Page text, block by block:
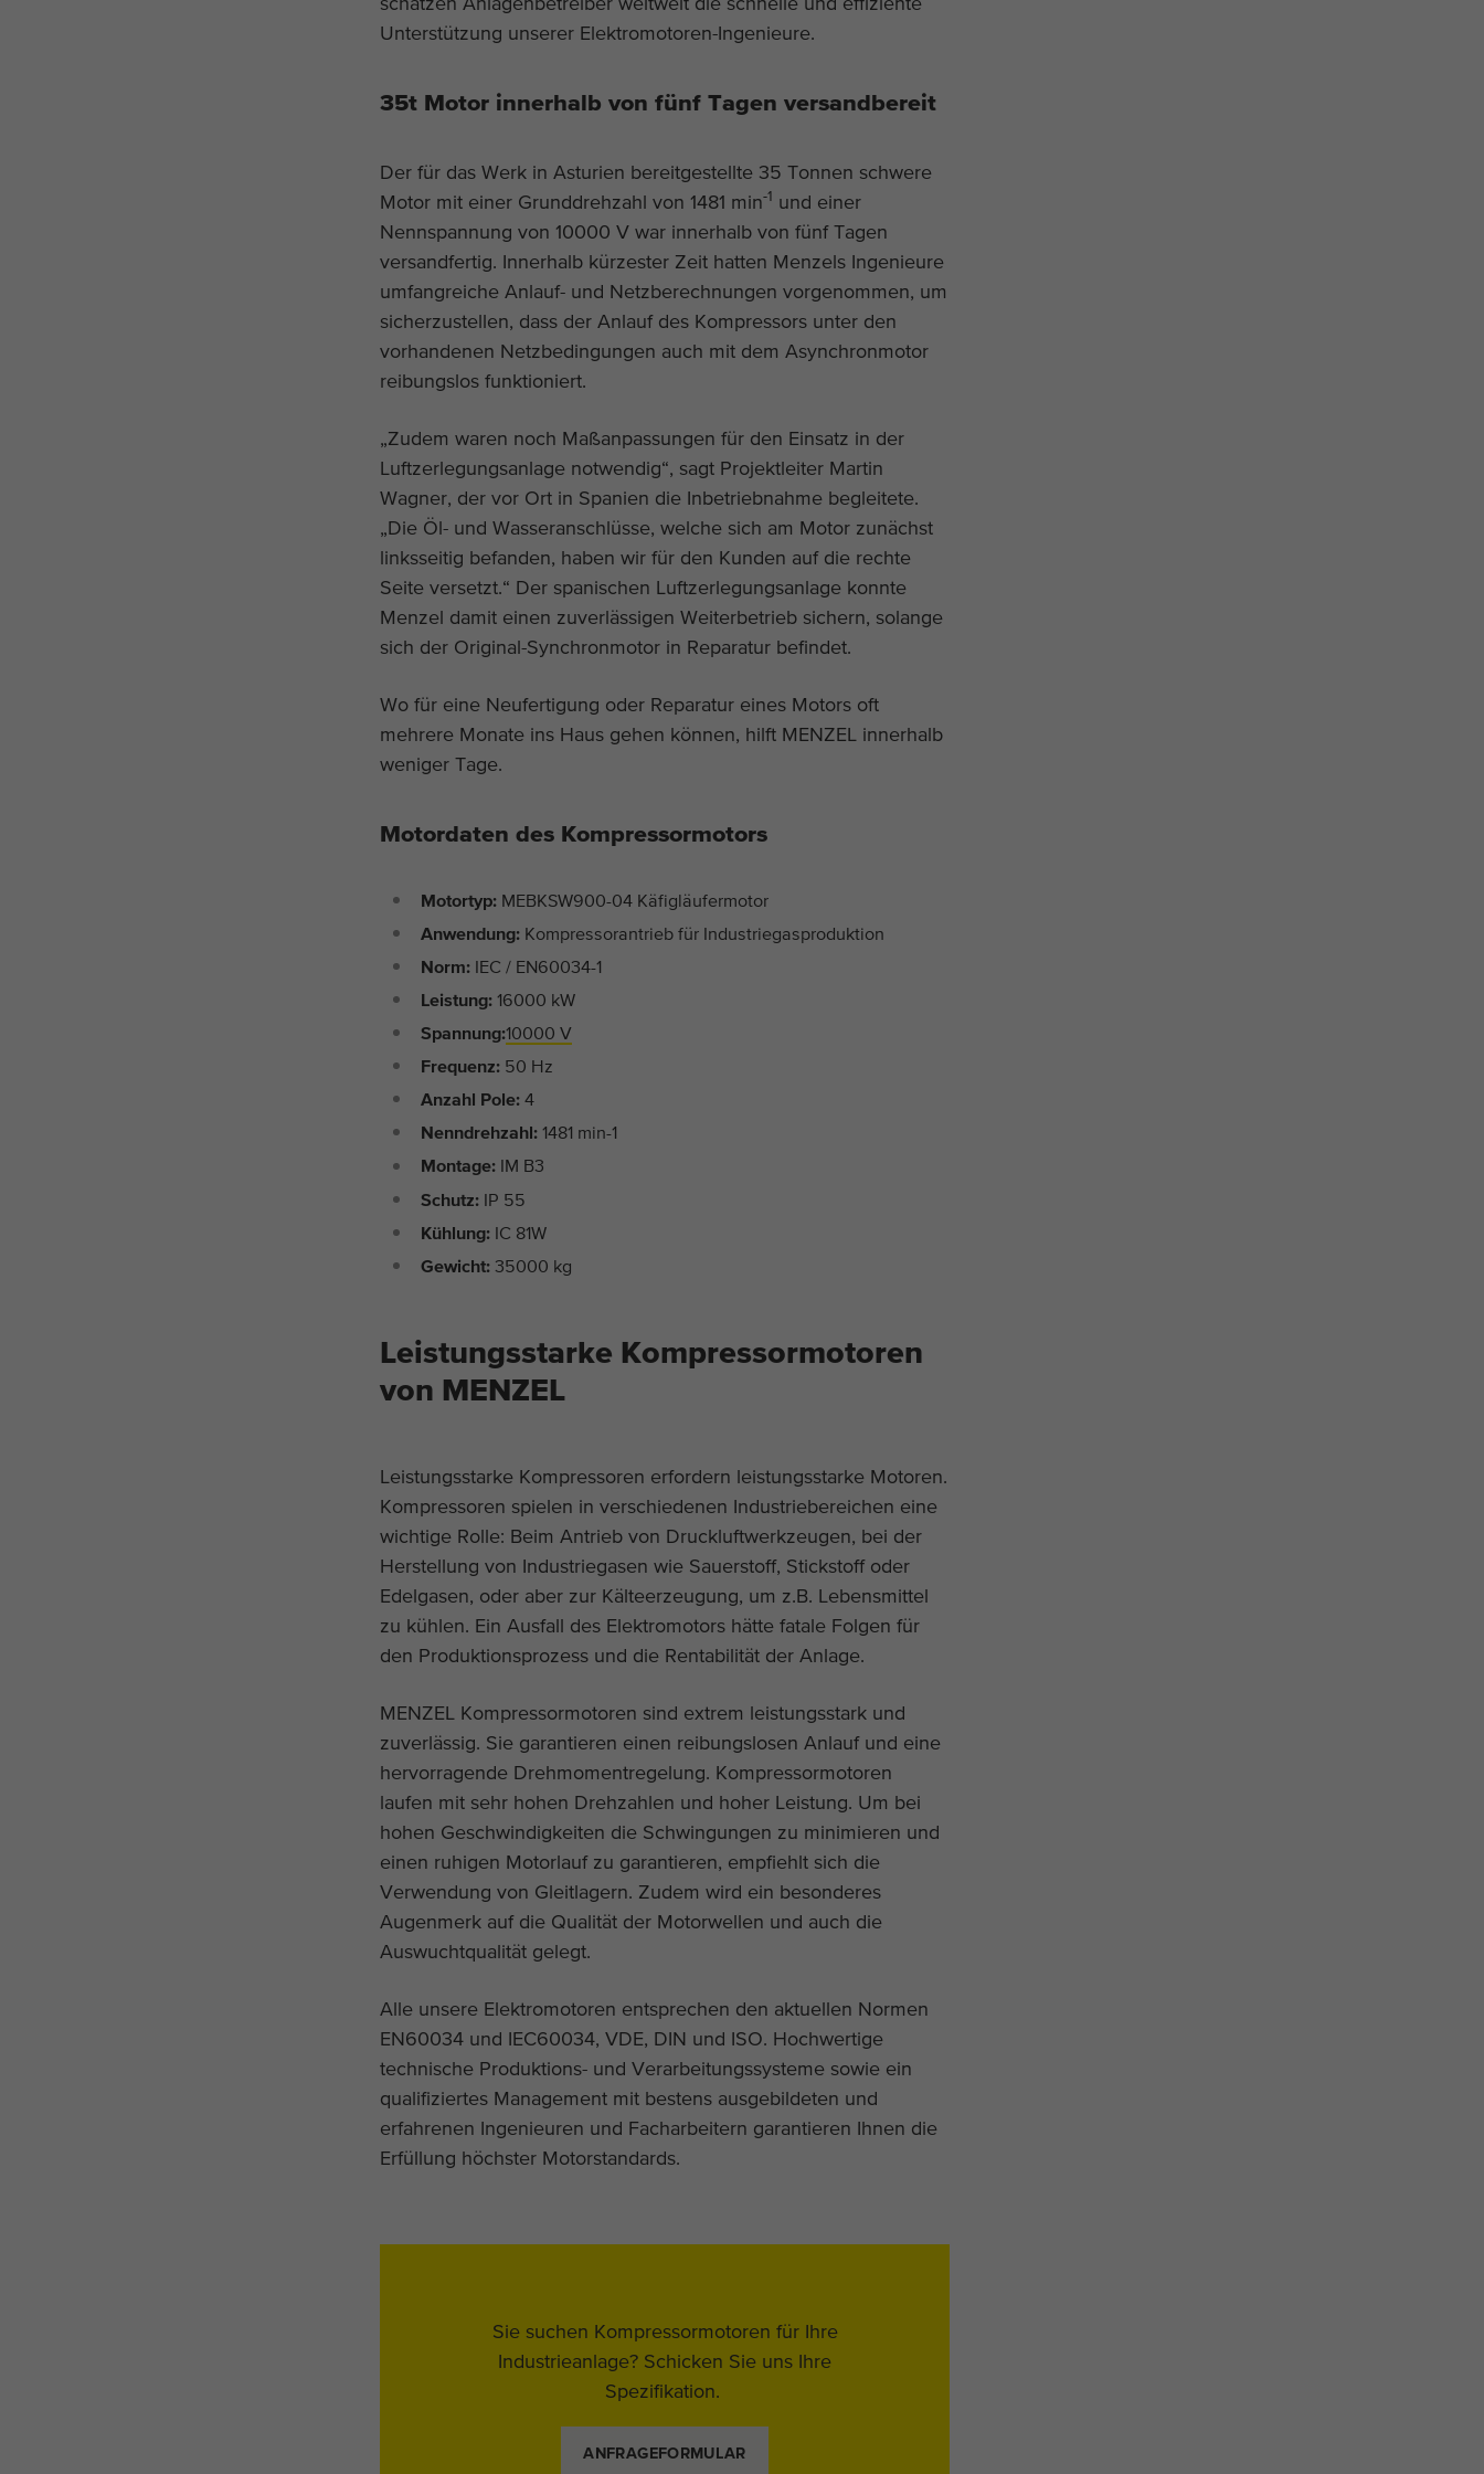
Unterstützung unserer Elektromotoren-Ingenieure.
35t Motor innerhalb von fünf Tagen versandbereit
Der für das Werk in Asturien bereitgestellte 35 Tonnen schwere
Motor mit einer Grunddrehzahl von 1481 min-1 und einer
Nennspannung von 10000 V war innerhalb von fünf Tagen
versandfertig. Innerhalb kürzester Zeit hatten Menzels Ingenieure
umfangreiche Anlauf- und Netzberechnungen vorgenommen, um
sicherzustellen, dass der Anlauf des Kompressors unter den
vorhandenen Netzbedingungen auch mit dem Asynchronmotor
reibungslos funktioniert.
„Zudem waren noch Maßanpassungen für den Einsatz in der
Luftzerlegungsanlage notwendig“, sagt Projektleiter Martin
Wagner, der vor Ort in Spanien die Inbetriebnahme begleitete.
„Die Öl- und Wasseranschlüsse, welche sich am Motor zunächst
linksseitig befanden, haben wir für den Kunden auf die rechte
Seite versetzt.“ Der spanischen Luftzerlegungsanlage konnte
Menzel damit einen zuverlässigen Weiterbetrieb sichern, solange
sich der Original-Synchronmotor in Reparatur befindet.
Wo für eine Neufertigung oder Reparatur eines Motors oft
mehrere Monate ins Haus gehen können, hilft MENZEL innerhalb
weniger Tage.
Motordaten des Kompressormotors
Motortyp:MEBKSW900-04 Käfigläufermotor
Anwendung: Kompressorantrieb für Industriegasproduktion
Norm:IEC / EN60034-1
Leistung:16000 kW
Spannung:10000 V
Frequenz:50 Hz
Anzahl Pole:4
Nenndrehzahl:1481 min-1
Montage:IM B3
Schutz: IP 55
Kühlung:IC 81W
Gewicht:35000 kg
Leistungsstarke Kompressormotoren
von MENZEL
Leistungsstarke Kompressoren erfordern leistungsstarke Motoren.
Kompressoren spielen in verschiedenen Industriebereichen eine
wichtige Rolle: Beim Antrieb von Druckluftwerkzeugen, bei der
Herstellung von Industriegasen wie Sauerstoff, Stickstoff oder
Edelgasen, oder aber zur Kälteerzeugung, um z.B. Lebensmittel
zu kühlen. Ein Ausfall des Elektromotors hätte fatale Folgen für
den Produktionsprozess und die Rentabilität der Anlage.
MENZEL Kompressormotoren sind extrem leistungsstark und
zuverlässig. Sie garantieren einen reibungslosen Anlauf und eine
hervorragende Drehmomentregelung. Kompressormotoren
laufen mit sehr hohen Drehzahlen und hoher Leistung. Um bei
hohen Geschwindigkeiten die Schwingungen zu minimieren und
einen ruhigen Motorlauf zu garantieren, empfiehlt sich die
Verwendung von Gleitlagern. Zudem wird ein besonderes
Augenmerk auf die Qualität der Motorwellen und auch die
Auswuchtqualität gelegt.
Alle unsere Elektromotoren entsprechen den aktuellen Normen
EN60034 und IEC60034, VDE, DIN und ISO. Hochwertige
technische Produktions- und Verarbeitungssysteme sowie ein
qualifiziertes Management mit bestens ausgebildeten und
erfahrenen Ingenieuren und Facharbeitern garantieren Ihnen die
Erfüllung höchster Motorstandards.
Sie suchen Kompressormotoren für Ihre
Industrieanlage? Schicken Sie uns Ihre
Spezifikation.
ANFRAGEFORMULAR
Google Analytics
Laufzeit 2 Jahre
Zweck
installiert. Das Cookie wird verwendet um die
Seitenaufrufe zu speichern und zu zählen.